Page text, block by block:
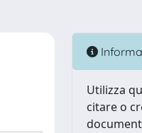
Utilizza
citare o